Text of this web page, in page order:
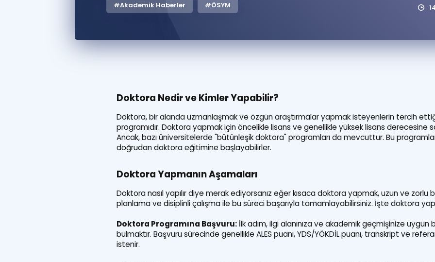
#Akademik Haberler #ÖSYM
Doktora Nedir ve Kimler Yapabilir?
Doktora, bir alanda uzmanlaşmak ve özgün araştırmalar yapmak isteyenlerin tercih
programıdır. Doktora yapmak için öncelikle lisans ve genellikle yüksek lisans derecesine
Ancak, bazı üniversitelerde "bütünleşik doktora" programları da mevcuttur. Bu
doğrudan doktora eğitimine başlayabilirler.
Doktora Yapmanın Aşamaları
Doktora nasıl yapılır diye merak ediyorsanız eğer kısaca doktora yapmak, uzun ve zorlu
planlama ve disiplinli çalışma ile bu süreci başarıyla tamamlayabilirsiniz. İşte doktora
Doktora Programına Başvuru: İlk adım, ilgi alanınıza ve akademik geçmişinize uygun
bulmaktır. Başvuru sürecinde genellikle ALES puanı, YDS/YÖKDİL puanı, transkript ve
istenir.